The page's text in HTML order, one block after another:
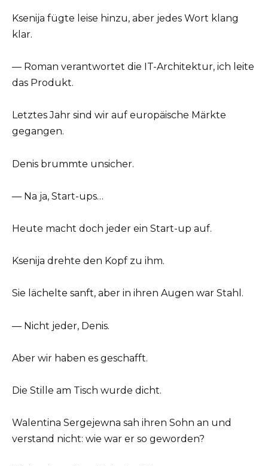
Ksenija fügte leise hinzu, aber jedes Wort klang
klar.
— Roman verantwortet die IT-Architektur, ich leite
das Produkt.
Letztes Jahr sind wir auf europäische Märkte
gegangen.
Denis brummte unsicher.
— Na ja, Start-ups…
Heute macht doch jeder ein Start-up auf.
Ksenija drehte den Kopf zu ihm.
Sie lächelte sanft, aber in ihren Augen war Stahl.
— Nicht jeder, Denis.
Aber wir haben es geschafft.
Die Stille am Tisch wurde dicht.
Walentina Sergejewna sah ihren Sohn an und
verstand nicht: wie war er so geworden?